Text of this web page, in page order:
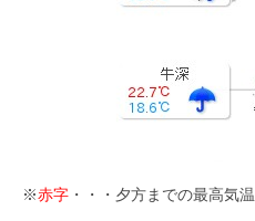
※赤字 ・・・夕方までの最高気温